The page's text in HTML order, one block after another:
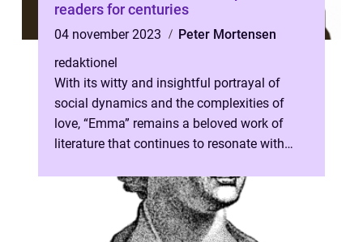
readers for centuries
04 november 2023
Peter Mortensen
redaktionel
With its witty and insightful portrayal of
social dynamics and the complexities of
love, “Emma” remains a beloved work of
literature that continues to resonate with